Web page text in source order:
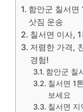
함안군 칠서면
삿짐 운송
칠서면 이사,
저렴한 가격,
경험!
함안군 칠
칠서면 1
보세요
칠서면 지